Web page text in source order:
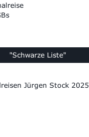
"Schwarze Liste"
Jürgen Stock 2025